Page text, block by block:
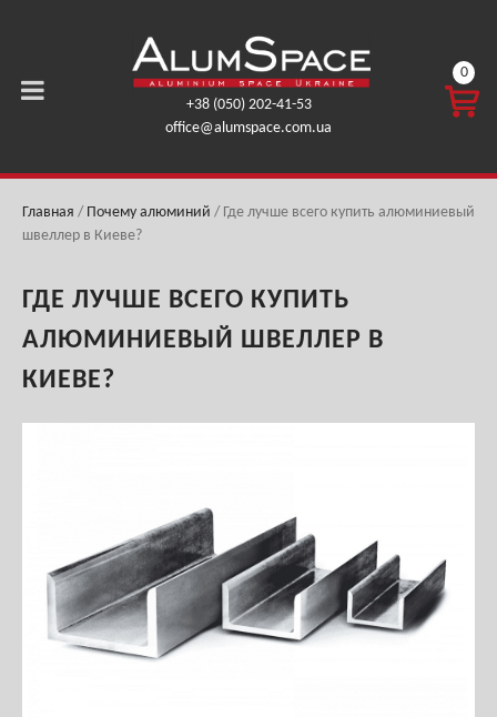
+38 (050) 202-41-53
office@alumspace.com.ua
КОРЗ
ГРН.
0
Главная / Почему алюминий / Где лучше всего купить алюминиевый
швеллер в Киеве?
ГДЕ ЛУЧШЕ ВСЕГО КУПИТЬ
АЛЮМИНИЕВЫЙ ШВЕЛЛЕР В
КИЕВЕ?